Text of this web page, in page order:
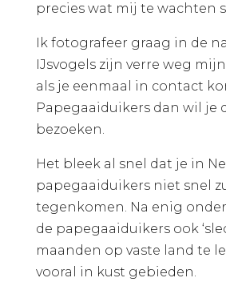
precies wat mij te wachten
Ik fotografeer graag in de
IJsvogels zijn verre weg
als je eenmaal in contact
Papegaaiduikers dan wil je
bezoeken.
Het bleek al snel dat je in
papegaaiduikers niet snel
tegenkomen. Na enig
de papegaaiduikers ook
maanden op vaste land te
vooral in kust gebieden.